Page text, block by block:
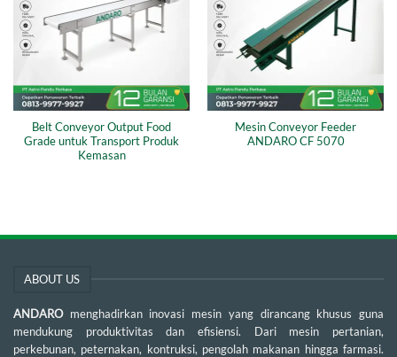
Belt Conveyor Output Food
Grade untuk Transport Produk
Kemasan
Mesin Conveyor Feeder
ANDARO CF 5070
ABOUT US
ANDARO menghadirkan inovasi mesin yang dirancang khusus guna
mendukung produktivitas dan efisiensi. Dari mesin pertanian,
perkebunan, peternakan, kontruksi, pengolah makanan hingga farmasi.